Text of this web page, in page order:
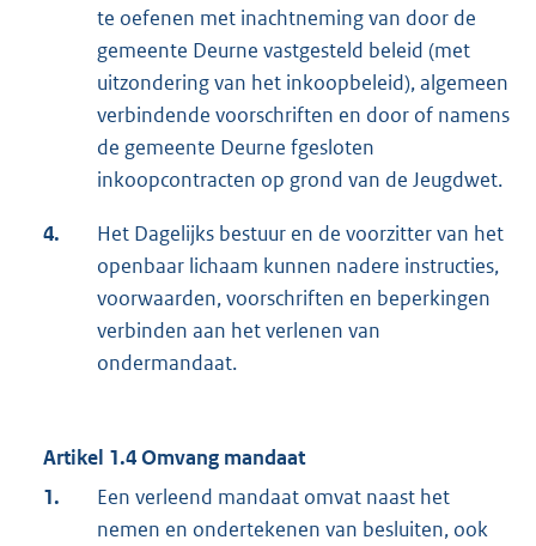
te oefenen met inachtneming van door de
gemeente Deurne vastgesteld beleid (met
uitzondering van het inkoopbeleid), algemeen
verbindende voorschriften en door of namens
de gemeente Deurne fgesloten
inkoopcontracten op grond van de Jeugdwet.
4.
Het Dagelijks bestuur en de voorzitter van het
openbaar lichaam kunnen nadere instructies,
voorwaarden, voorschriften en beperkingen
verbinden aan het verlenen van
ondermandaat.
Artikel 1.4 Omvang mandaat
1.
Een verleend mandaat omvat naast het
nemen en ondertekenen van besluiten, ook